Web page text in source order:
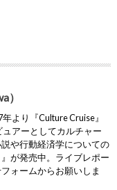
）
より『Culture Cruise』
アーとしてカルチャー
や行動経済学についての
が発売中。ライブレポー
ォームからお願いしま